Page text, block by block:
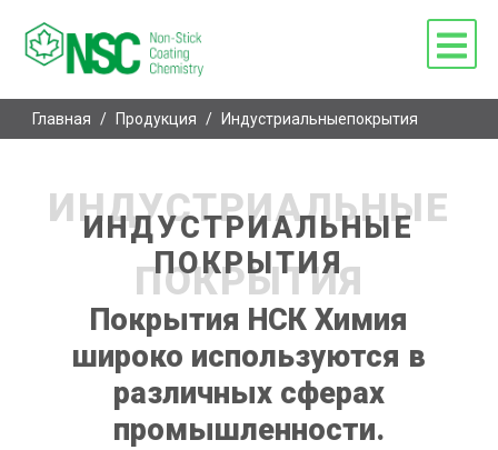
Главная / Продукция / Индустриальныепокрытия
ИНДУСТРИАЛЬНЫЕ
ПОКРЫТИЯ
ИНДУСТРИАЛЬНЫЕ
ПОКРЫТИЯ
Покрытия НСК Химия
широко используются в
различных сферах
промышленности.